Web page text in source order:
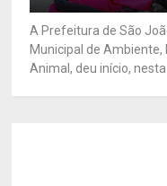
A Prefeitura de São
Municipal de
Animal, deu início, nesta